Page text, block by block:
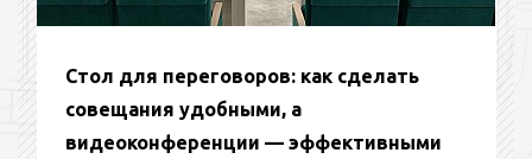
Стол для переговоров: как сделать
совещания удобными, а
видеоконференции — эффективными